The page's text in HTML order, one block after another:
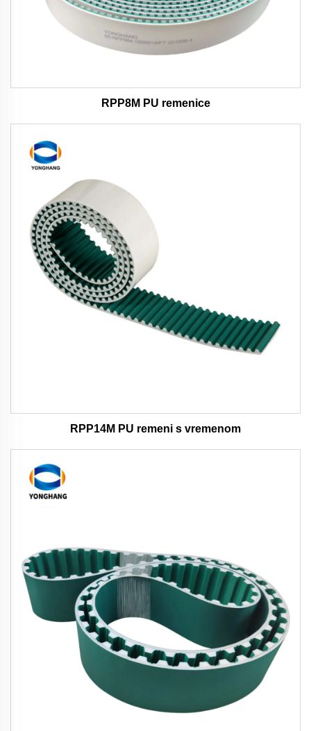
RPP8M PU remenice
RPP14M PU remeni s vremenom